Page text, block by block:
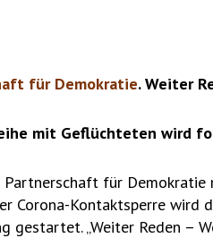
für Demokratie. Weiter
mit Geflüchteten wird
für
Corona-Kontaktsperre wird
gestartet. „Weiter Reden –